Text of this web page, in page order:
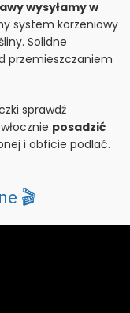
wysyłamy w
system korzeniowy
Solidne
przemieszczaniem
sprawdź
posadzić
i obficie podlać.
🎬